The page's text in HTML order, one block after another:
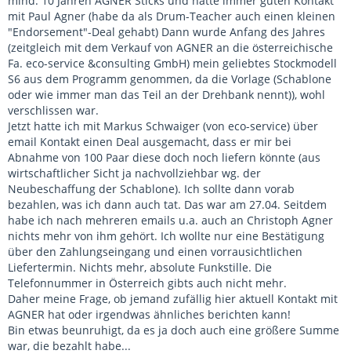
mit Paul Agner (habe da als Drum-Teacher auch einen kleinen
"Endorsement"-Deal gehabt) Dann wurde Anfang des Jahres
(zeitgleich mit dem Verkauf von AGNER an die österreichische
Fa. eco-service &consulting GmbH) mein geliebtes Stockmodell
S6 aus dem Programm genommen, da die Vorlage (Schablone
oder wie immer man das Teil an der Drehbank nennt)), wohl
verschlissen war.
Jetzt hatte ich mit Markus Schwaiger (von eco-service) über
email Kontakt einen Deal ausgemacht, dass er mir bei
Abnahme von 100 Paar diese doch noch liefern könnte (aus
wirtschaftlicher Sicht ja nachvollziehbar wg. der
Neubeschaffung der Schablone). Ich sollte dann vorab
bezahlen, was ich dann auch tat. Das war am 27.04. Seitdem
habe ich nach mehreren emails u.a. auch an Christoph Agner
nichts mehr von ihm gehört. Ich wollte nur eine Bestätigung
über den Zahlungseingang und einen vorrausichtlichen
Liefertermin. Nichts mehr, absolute Funkstille. Die
Telefonnummer in Österreich gibts auch nicht mehr.
Daher meine Frage, ob jemand zufällig hier aktuell Kontakt mit
AGNER hat oder irgendwas ähnliches berichten kann!
Bin etwas beunruhigt, da es ja doch auch eine größere Summe
war, die bezahlt habe...